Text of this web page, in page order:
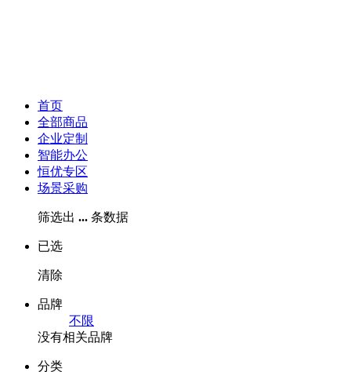
首页
全部商品
企业定制
智能办公
恒优专区
场景采购
筛选出 ... 条数据
已选
清除
品牌
不限
没有相关品牌
分类